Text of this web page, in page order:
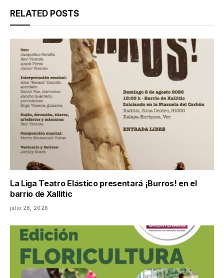
RELATED POSTS
La Liga Teatro Elástico presentará ¡Burros! en el
barrio de Xallitic
julio 28, 2026